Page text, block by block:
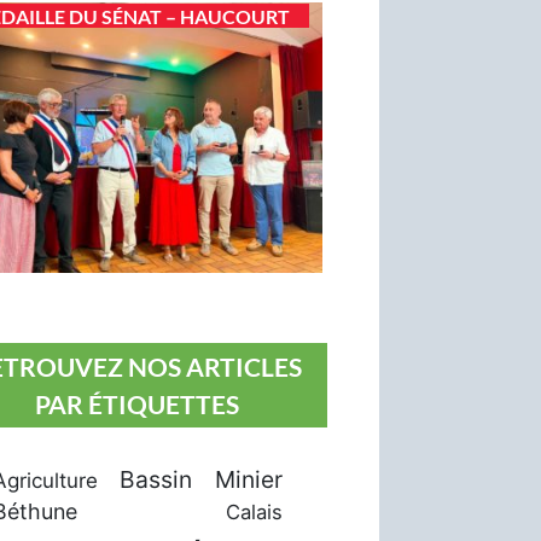
DU SÉNAT – HAUCOURT
NOS ARTICLES
PAR ÉTIQUETTES
Bassin Minier
Calais